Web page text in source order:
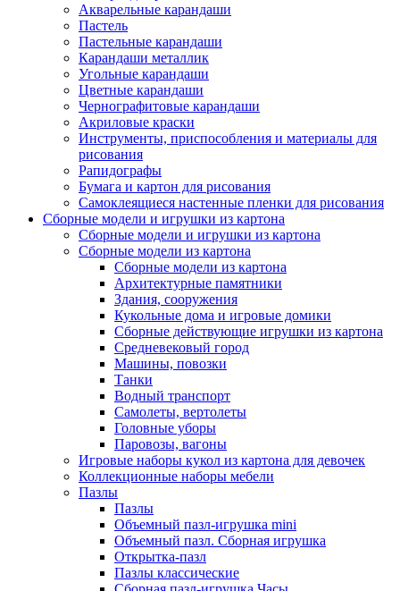
Акварельные карандаши
Пастель
Пастельные карандаши
Карандаши металлик
Угольные карандаши
Цветные карандаши
Чернографитовые карандаши
Акриловые краски
Инструменты, приспособления и материалы для
рисования
Рапидографы
Бумага и картон для рисования
Самоклеящиеся настенные пленки для рисования
Сборные модели и игрушки из картона
Сборные модели и игрушки из картона
Сборные модели из картона
Сборные модели из картона
Архитектурные памятники
Здания, сооружения
Кукольные дома и игровые домики
Сборные действующие игрушки из картона
Средневековый город
Машины, повозки
Танки
Водный транспорт
Самолеты, вертолеты
Головные уборы
Паровозы, вагоны
Игровые наборы кукол из картона для девочек
Коллекционные наборы мебели
Пазлы
Пазлы
Объемный пазл-игрушка mini
Объемный пазл. Сборная игрушка
Открытка-пазл
Пазлы классические